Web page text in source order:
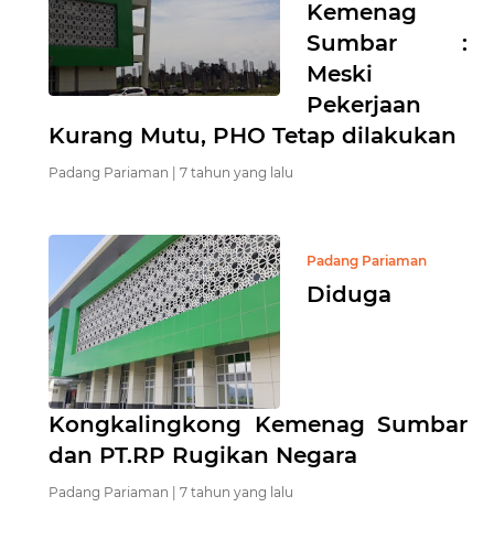
Kemenag
Sumbar :
Meski
Pekerjaan
Kurang Mutu, PHO Tetap dilakukan
Padang Pariaman | 7 tahun yang lalu
Padang Pariaman
Diduga
Kongkalingkong Kemenag Sumbar
dan PT.RP Rugikan Negara
Padang Pariaman | 7 tahun yang lalu